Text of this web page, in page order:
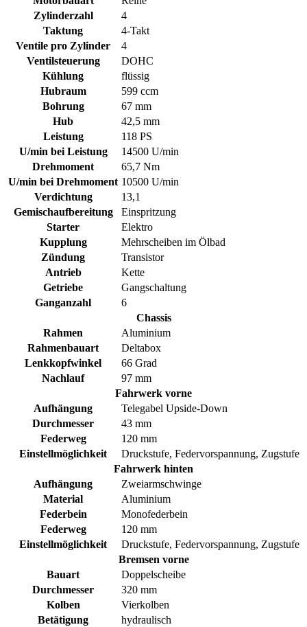
Zylinderzahl
4
Taktung
4-Takt
Ventile pro Zylinder
4
Ventilsteuerung
DOHC
Kühlung
flüssig
Hubraum
599 ccm
Bohrung
67 mm
Hub
42,5 mm
Leistung
118 PS
U/min bei Leistung
14500 U/min
Drehmoment
65,7 Nm
U/min bei Drehmoment 10500 U/min
Verdichtung
13,1
Gemischaufbereitung
Einspritzung
Starter
Elektro
Kupplung
Mehrscheiben im Ölbad
Zündung
Transistor
Antrieb
Kette
Getriebe
Gangschaltung
Ganganzahl
6
Chassis
Rahmen
Aluminium
Rahmenbauart
Deltabox
Lenkkopfwinkel
66 Grad
Nachlauf
97 mm
Fahrwerk vorne
Aufhängung
Telegabel Upside-Down
Durchmesser
43 mm
Federweg
120 mm
Einstellmöglichkeit
Druckstufe, Federvorspannung, Zugstufe
Fahrwerk hinten
Aufhängung
Zweiarmschwinge
Material
Aluminium
Federbein
Monofederbein
Federweg
120 mm
Einstellmöglichkeit
Druckstufe, Federvorspannung, Zugstufe
Bremsen vorne
Bauart
Doppelscheibe
Durchmesser
320 mm
Kolben
Vierkolben
Betätigung
hydraulisch